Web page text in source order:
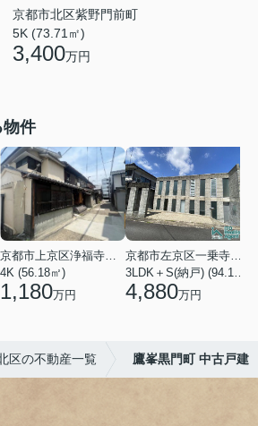
京都市北区紫野門前町
5K (73.71㎡)
3,400万円
物件
京都市上京区浄福寺通一条下る東西俵屋町
4K (56.18㎡)
1,180万円
京都市左京区一乗寺松田町
3LDK＋S(納戸) (94.10㎡)
4,880万円
区の不動産一覧 鷹峯黒門町 中古戸建